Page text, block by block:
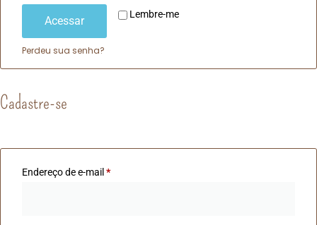
Lembre-me
Acessar
Perdeu sua senha?
Cadastre-se
Endereço de e-mail *